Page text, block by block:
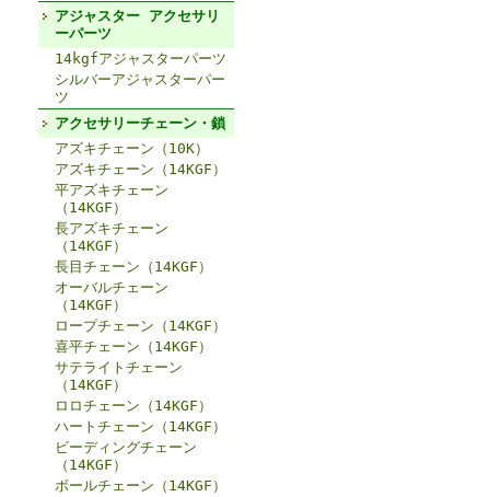
アジャスター アクセサリ
ーパーツ
14kgfアジャスターパーツ
シルバーアジャスターパー
ツ
アクセサリーチェーン・鎖
アズキチェーン（10K）
アズキチェーン（14KGF）
平アズキチェーン
（14KGF）
長アズキチェーン
（14KGF）
長目チェーン（14KGF）
オーバルチェーン
（14KGF）
ロープチェーン（14KGF）
喜平チェーン（14KGF）
サテライトチェーン
（14KGF）
ロロチェーン（14KGF）
ハートチェーン（14KGF）
ビーディングチェーン
（14KGF）
ボールチェーン（14KGF）